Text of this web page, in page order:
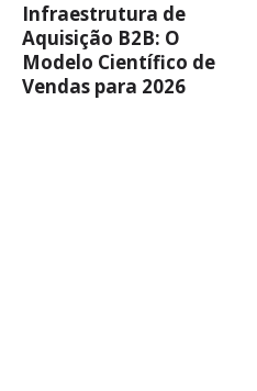
Infraestrutura de
Aquisição B2B: O
Modelo Científico de
Vendas para 2026